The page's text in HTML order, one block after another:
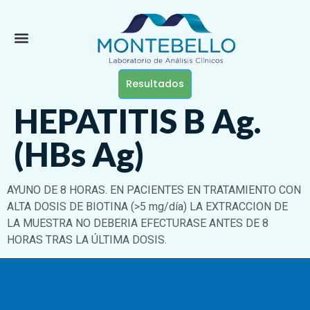
Resultados
HEPATITIS B Ag.
(HBs Ag)
AYUNO DE 8 HORAS. EN PACIENTES EN TRATAMIENTO CON
ALTA DOSIS DE BIOTINA (>5 mg/día) LA EXTRACCION DE
LA MUESTRA NO DEBERIA EFECTURASE ANTES DE 8
HORAS TRAS LA ÚLTIMA DOSIS.